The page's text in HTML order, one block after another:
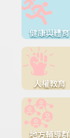
健康與體育
人權教育
地方輔導群